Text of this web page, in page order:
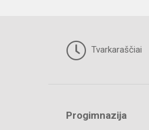
Tvarkaraščiai
Progimnazija